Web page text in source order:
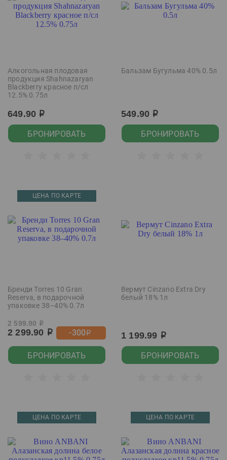
Алкогольная плодовая
продукция Shahnazaryan
Blackberry красное п/сл
12.5% 0.75л
649.90 р
БРОНИРОВАТЬ
Бальзам Бугульма 40% 0.5л
549.90 р
БРОНИРОВАТЬ
ЦЕНА ПО КАРТЕ
Бренди Torres 10 Gran
Reserva, в подарочной
упаковке 38–40% 0.7л
2 599.90 р
2 299.90 р -300р
БРОНИРОВАТЬ
Вермут Cinzano Extra Dry
белый 18% 1л
1 199.99 р
БРОНИРОВАТЬ
ЦЕНА ПО КАРТЕ ЦЕНА ПО КАРТЕ